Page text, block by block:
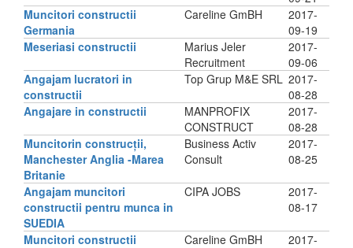
Muncitori constructii
Germania
Careline GmBH
2017-
09-19
Meseriasi constructii
Marius Jeler
Recruitment
2017-
09-06
Angajam lucratori in
constructii
Top Grup M&E SRL 2017-
08-28
Angajare in constructii
MANPROFIX
CONSTRUCT
2017-
08-28
Muncitorin construcții,
Manchester Anglia -Marea
Britanie
Business Activ
Consult
2017-
08-25
Angajam muncitori
constructii pentru munca in
SUEDIA
CIPA JOBS
2017-
08-17
Muncitori constructii
Careline GmBH
2017-